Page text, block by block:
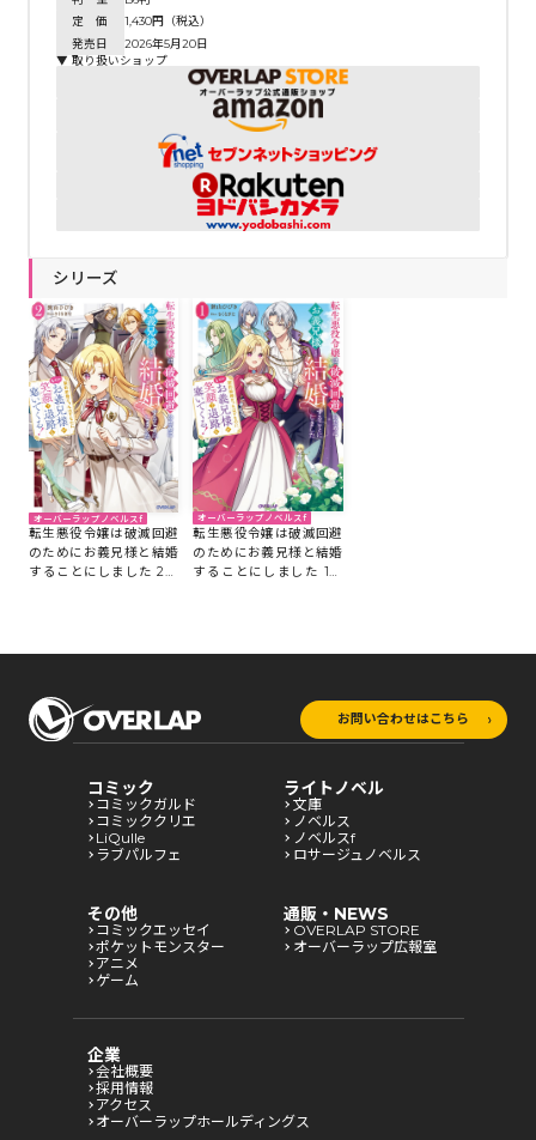
定 価
1,430円（税込）
発売日
2026年5月20日
▼ 取り扱いショップ
シリーズ
オーバーラップノベルスf
転生悪役令嬢は破滅回避
のためにお義兄様と結婚
することにしました 2
オーバーラップノベルスf
転生悪役令嬢は破滅回避
のためにお義兄様と結婚
することにしました 1
お問い合わせはこちら
コミック
コミックガルド
コミッククリエ
LiQulle
ラブパルフェ
ライトノベル
文庫
ノベルス
ノベルスf
ロサージュノベルス
その他
コミックエッセイ
ポケットモンスター
アニメ
ゲーム
通販・NEWS
OVERLAP STORE
オーバーラップ広報室
企業
会社概要
採用情報
アクセス
オーバーラップホールディングス